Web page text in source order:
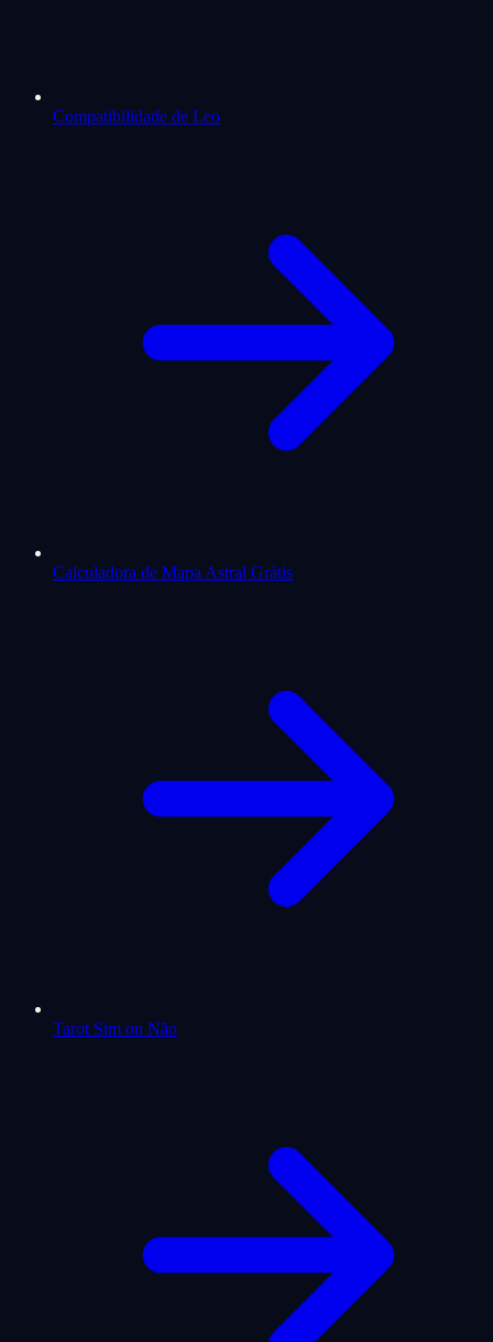
Compatibilidade de Leo
Calculadora de Mapa Astral Grátis
Tarot Sim ou Não